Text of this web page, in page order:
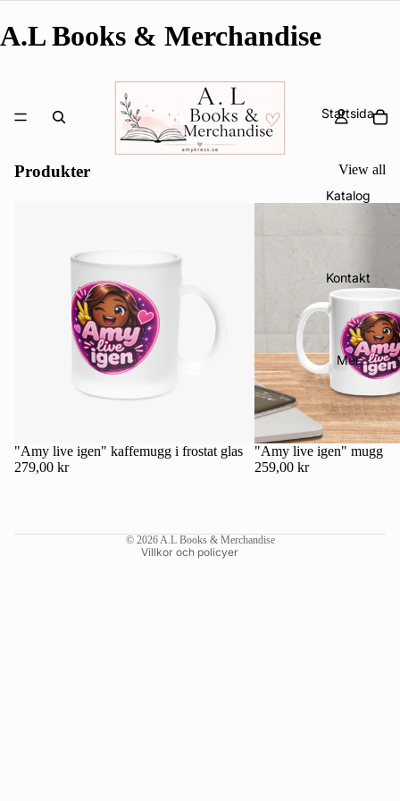
A.L Books & Merchandise
Startsida
Katalog
Kontakt
Mer
Produkter View all
"Amy live igen" kaffemugg i frostat glas
279,00 kr
"Amy live igen" mugg
259,00 kr
© 2026A.L Books & Merchandise
Villkor och policyer
Integritetspolicy
Återbetalningspolicy